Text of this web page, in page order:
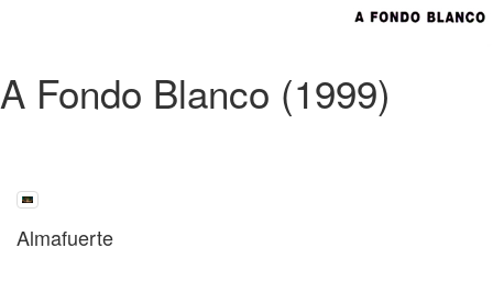
A Fondo Blanco (1999)
Almafuerte